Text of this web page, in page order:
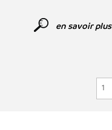
en savoir plus